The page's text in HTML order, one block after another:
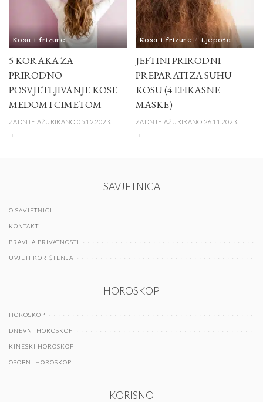
Kosa i frizure
5 KORAKA ZA
PRIRODNO
POSVJETLJIVANJE KOSE
MEDOM I CIMETOM
ZADNJE AŽURIRANO 05.12.2023.
Kosa i frizure Ljepota
JEFTINI PRIRODNI
PREPARATI ZA SUHU
KOSU (4 EFIKASNE
MASKE)
ZADNJE AŽURIRANO 26.11.2023.
SAVJETNICA
O SAVJETNICI
KONTAKT
PRAVILA PRIVATNOSTI
UVJETI KORIŠTENJA
HOROSKOP
HOROSKOP
DNEVNI HOROSKOP
KINESKI HOROSKOP
OSOBNI HOROSKOP
KORISNO